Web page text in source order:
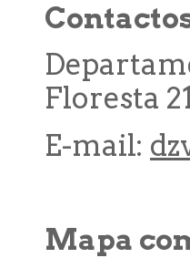
Floresta
E-mail:
Mapa